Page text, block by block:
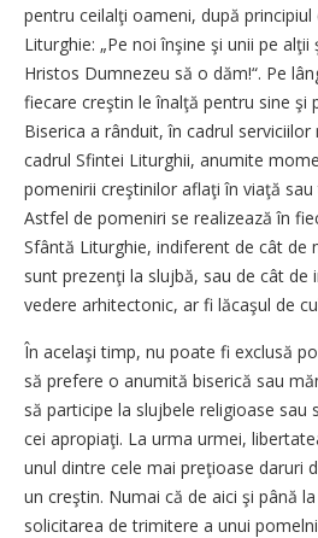
pentru ceilalţi oameni, după
Liturghie: „Pe noi înşine şi unii pe
Hristos Dumnezeu să o dăm!“. Pe
fiecare creştin le înalţă pentru sine şi
Biserica a rânduit, în cadrul
cadrul Sfintei Liturghii, anumite
pomenirii creştinilor aflaţi în viaţă sau
Astfel de pomeniri se realizează în
Sfântă Liturghie, indiferent de cât de
sunt prezenţi la slujbă, sau de cât de
vedere arhitectonic, ar fi lăcaşul de
În acelaşi timp, nu poate fi exclusă
să prefere o anumită biserică sau
să participe la slujbele religioase sau
cei apropiaţi. La urma urmei,
unul dintre cele mai preţioase daruri
un creştin. Numai că de aici şi până
solicitarea de trimitere a unui